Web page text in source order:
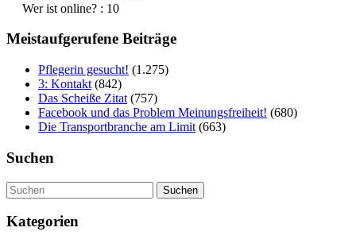
Wer ist online? : 10
Meistaufgerufene Beiträge
Pflegerin gesucht! (1.275)
3: Kontakt (842)
Das Scheiße Zitat (757)
Facebook und das Problem Meinungsfreiheit! (680)
Die Transportbranche am Limit (663)
Suchen
Suchen
Kategorien